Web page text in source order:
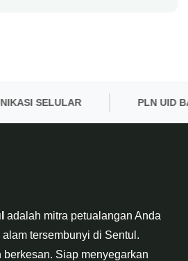
SELULAR PLN UID
adalah mitra petualangan Anda
tersembunyi di Sentul.
berkesan. Siap menyegarkan